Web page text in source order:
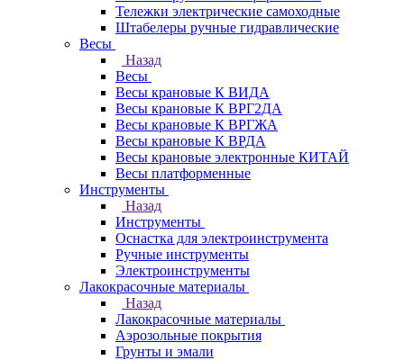
Тележки электрические самоходные
Штабелеры ручные гидравлические
Весы
Назад
Весы
Весы крановые К ВИДА
Весы крановые К ВРГ2ДА
Весы крановые К ВРГЖА
Весы крановые К ВРДА
Весы крановые электронные КИТАЙ
Весы платформенные
Инструменты
Назад
Инструменты
Оснастка для электроинструмента
Ручные инструменты
Электроинструменты
Лакокрасочные материалы
Назад
Лакокрасочные материалы
Аэрозольные покрытия
Грунты и эмали